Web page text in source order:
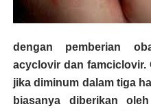
dengan pemberian
acyclovir dan
jika diminum dalam tiga
biasanya diberikan